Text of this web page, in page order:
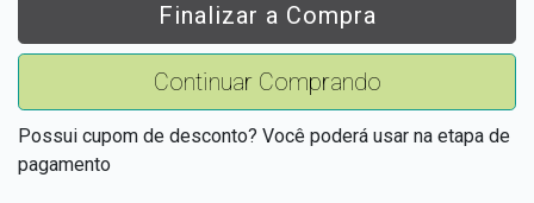
Finalizar a Compra
Continuar Comprando
Possui cupom de desconto? Você poderá usar na etapa de
pagamento